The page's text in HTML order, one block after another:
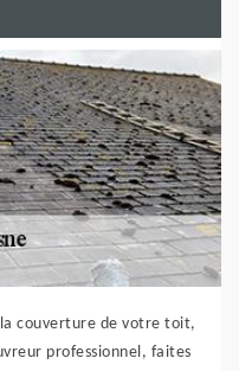
la couverture de votre toit,
professionnel, faites